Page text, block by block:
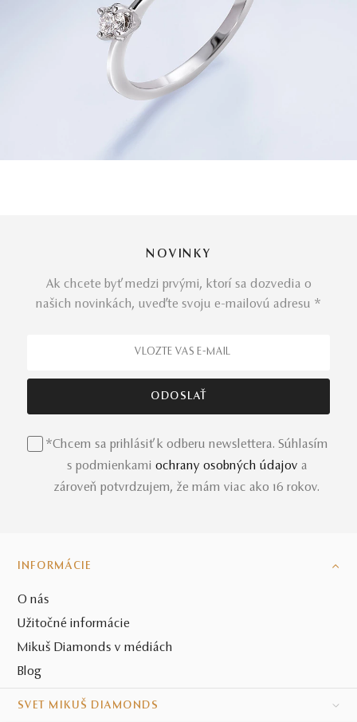
NOVINKY
Ak chcete byť medzi prvými, ktorí sa dozvedia o
našich novinkách, uveďte svoju e-mailovú adresu *
*Chcem sa prihlásiť k odberu newslettera. Súhlasím
s podmienkami ochrany osobných údajov a
zároveň potvrdzujem, že mám viac ako 16 rokov.
INFORMÁCIE
O nás
Užitočné informácie
Mikuš Diamonds v médiách
Blog
SVET MIKUŠ DIAMONDS